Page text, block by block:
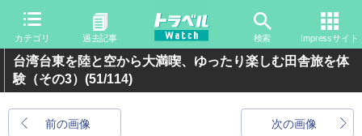
カテゴリ 過去記事 検索 Impressサイト
台湾台東を陸と空から大満喫、ゆったり楽しむ田舎旅を体
験（その3） (51/114)
前の画像 次の画像